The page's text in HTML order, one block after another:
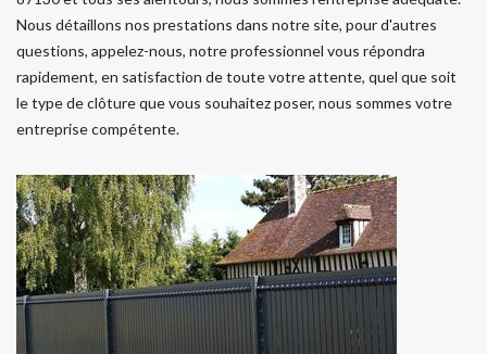
Nous détaillons nos prestations dans notre site, pour d'autres
questions, appelez-nous, notre professionnel vous répondra
rapidement, en satisfaction de toute votre attente, quel que soit
le type de clôture que vous souhaitez poser, nous sommes votre
entreprise compétente.